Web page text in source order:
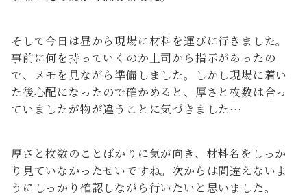
そして今日は昼から現場に材料を運びに行きました。
事前に何を持っていくのか上司から指示があったの
で、メモを見ながら準備しました。しかし現場に着い
た後心配になったので確かめると、厚さと枚数は合っ
ていましたが物が違うことに気づきました…
厚さと枚数のことばかりに気が向き、材料名をしっか
り見ていなかったせいですね。次からは間違えないよ
うにしっかり確認しながら行いたいと思いました。